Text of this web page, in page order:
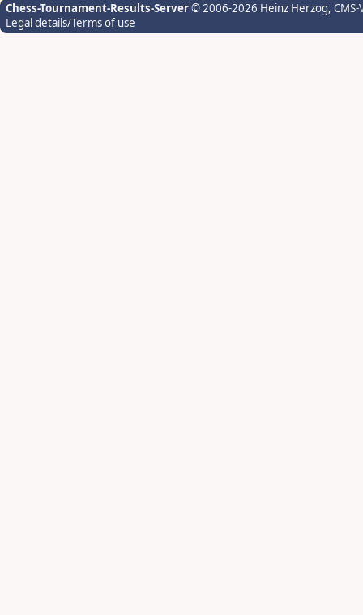
Chess-Tournament-Results-Server© 2006-2026 Heinz Herzog,
Legal details/Terms of use